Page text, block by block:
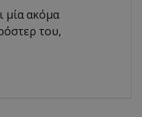
μία ακόμα
του,